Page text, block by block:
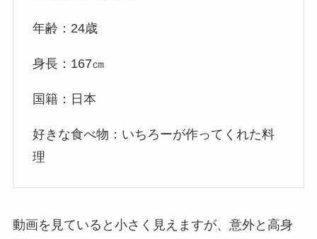
年齢：24歳
身長：167㎝
国籍：日本
好きな食べ物：いちろーが作ってくれた料
理
動画を見ていると小さく見えますが、意外と高身